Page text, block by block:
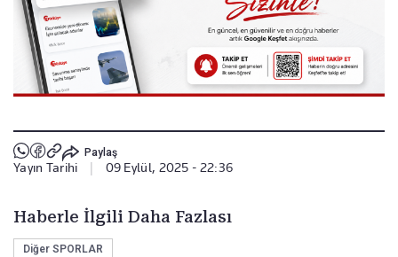
Paylaş
Yayın Tarihi 09 Eylül, 2025 - 22:36
Haberle İlgili Daha Fazlası
Diğer SPORLAR